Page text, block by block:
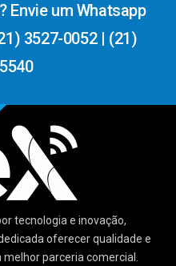
Envie um Whatsapp
3527-0052 | (21)
tecnologia e inovação,
oferecer qualidade e
parceria comercial.